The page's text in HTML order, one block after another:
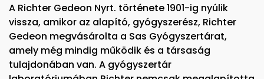
A Richter Gedeon Nyrt. története 1901-ig nyúlik
vissza, amikor az alapító, gyógyszerész, Richter
Gedeon megvásárolta a Sas Gyógyszertárat,
amely még mindig működik és a társaság
tulajdonában van. A gyógyszertár